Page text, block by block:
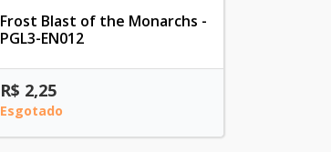
Frost Blast of the Monarchs -
PGL3-EN012
R$ 2,25
Esgotado